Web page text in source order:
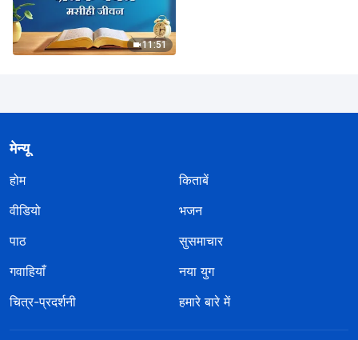
11:51
मेन्यू
होम
किताबें
वीडियो
भजन
पाठ
सुसमाचार
गवाहियाँ
नया युग
चित्र-प्रदर्शनी
हमारे बारे में